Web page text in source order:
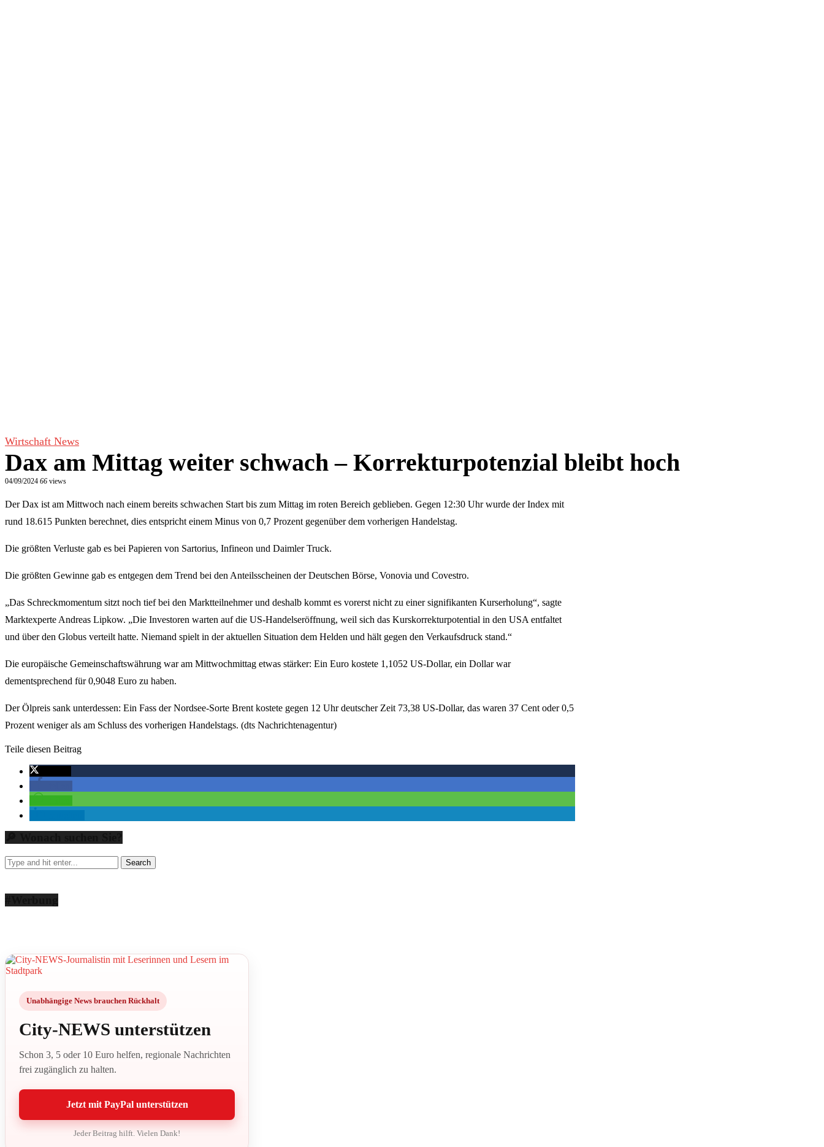
Wirtschaft News
Dax am Mittag weiter schwach – Korrekturpotenzial bleibt hoch
04/09/2024 66 views
Der Dax ist am Mittwoch nach einem bereits schwachen Start bis zum Mittag im roten Bereich geblieben. Gegen 12:30 Uhr wurde der Index mit
rund 18.615 Punkten berechnet, dies entspricht einem Minus von 0,7 Prozent gegenüber dem vorherigen Handelstag.
Die größten Verluste gab es bei Papieren von Sartorius, Infineon und Daimler Truck.
Die größten Gewinne gab es entgegen dem Trend bei den Anteilsscheinen der Deutschen Börse, Vonovia und Covestro.
„Das Schreckmomentum sitzt noch tief bei den Marktteilnehmer und deshalb kommt es vorerst nicht zu einer signifikanten Kurserholung“, sagte
Marktexperte Andreas Lipkow. „Die Investoren warten auf die US-Handelseröffnung, weil sich das Kurskorrekturpotential in den USA entfaltet
und über den Globus verteilt hatte. Niemand spielt in der aktuellen Situation dem Helden und hält gegen den Verkaufsdruck stand.“
Die europäische Gemeinschaftswährung war am Mittwochmittag etwas stärker: Ein Euro kostete 1,1052 US-Dollar, ein Dollar war
dementsprechend für 0,9048 Euro zu haben.
Der Ölpreis sank unterdessen: Ein Fass der Nordsee-Sorte Brent kostete gegen 12 Uhr deutscher Zeit 73,38 US-Dollar, das waren 37 Cent oder 0,5
Prozent weniger als am Schluss des vorherigen Handelstags. (dts Nachrichtenagentur)
Teile diesen Beitrag
Unabhängige News brauchen Rückhalt
City-NEWS unterstützen
Schon 3, 5 oder 10 Euro helfen, regionale Nachrichten
frei zugänglich zu halten.
Jetzt mit PayPal unterstützen
Jeder Beitrag hilft. Vielen Dank!